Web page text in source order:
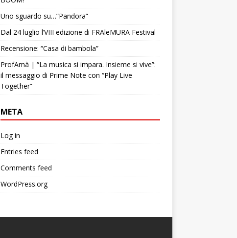
Uno sguardo su…”Pandora”
Dal 24 luglio l’VIII edizione di FRAleMURA Festival
Recensione: “Casa di bambola”
ProfAmà | “La musica si impara. Insieme si vive”:
il messaggio di Prime Note con “Play Live
Together”
META
Log in
Entries feed
Comments feed
WordPress.org